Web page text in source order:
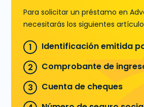
Para solicitar un préstamo en
necesitarás los siguientes
Identificación emitida
Comprobante de
Cuenta de cheques